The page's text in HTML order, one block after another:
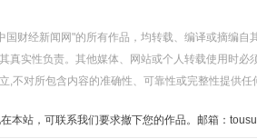
国财经新闻网"的所有作品，均转载、编译或摘编自
真实性负责。其他媒体、网站或个人转载使用时
,不对所包含内容的准确性、可靠性或完整性提供任
本站，可联系我们要求撤下您的作品。邮箱：